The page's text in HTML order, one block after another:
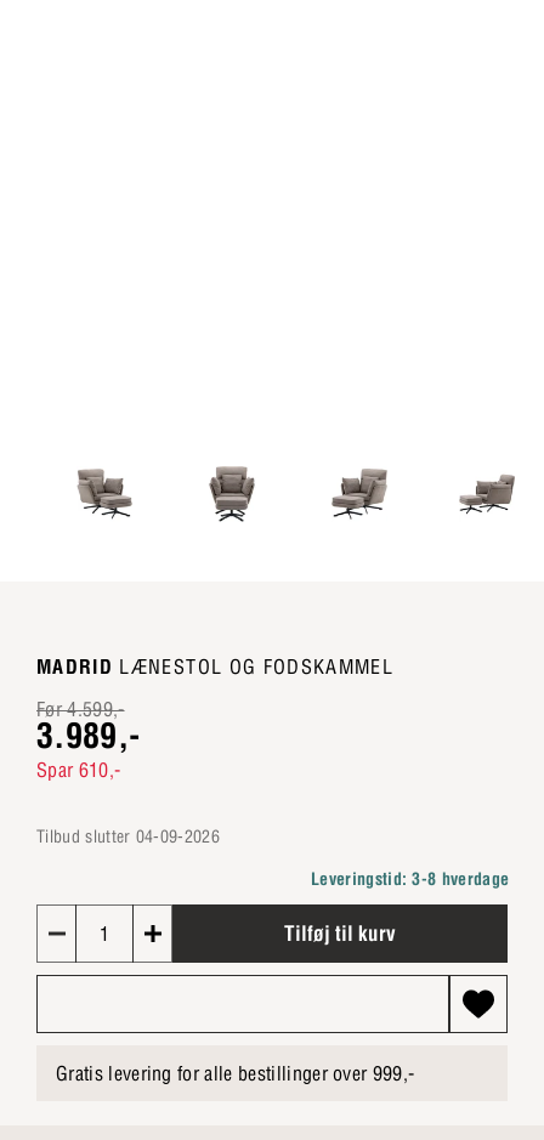
MADRID LÆNESTOL OG FODSKAMMEL
Før 4.599,-
3.989,-
Spar 610,-
Tilbud slutter 04-09-2026
Leveringstid: 3-8 hverdage
1 Tilføj til kurv
Gratis levering for alle bestillinger over 999,-